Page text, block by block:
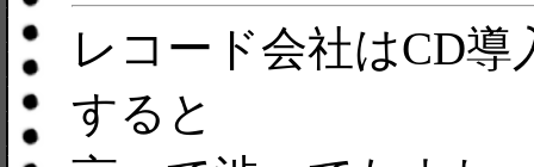
レコード会社はCD
すると